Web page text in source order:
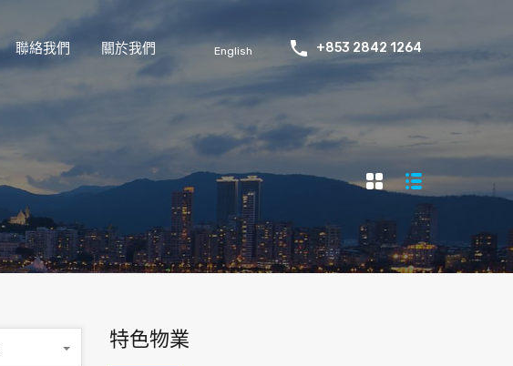
聯絡我們 關於我們 English +853 2842 1264
特色物業